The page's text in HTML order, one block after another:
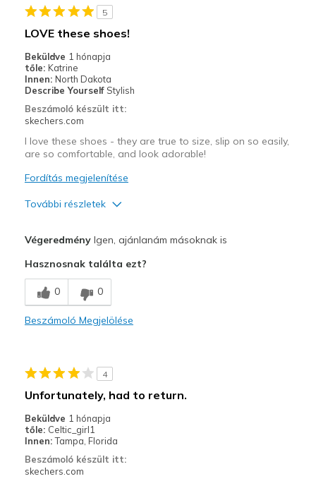
5
LOVE these shoes!
Beküldve 1 hónapja
tőle: Katrine
Innen: North Dakota
Describe Yourself Stylish
Beszámoló készült itt:
skechers.com
I love these shoes - they are true to size, slip on so easily,
are so comfortable, and look adorable!
Fordítás megjelenítése
További részletek
Breathe Well
Comfortable
Kontra
Legjobb használat
Casual Wear
VégeredményIgen, ajánlanám másoknak is
Hasznosnak találta ezt?
0 0
Beszámoló Megjelölése
4
Unfortunately, had to return.
Beküldve 1 hónapja
tőle: Celtic_girl1
Innen: Tampa, Florida
Beszámoló készült itt:
skechers.com